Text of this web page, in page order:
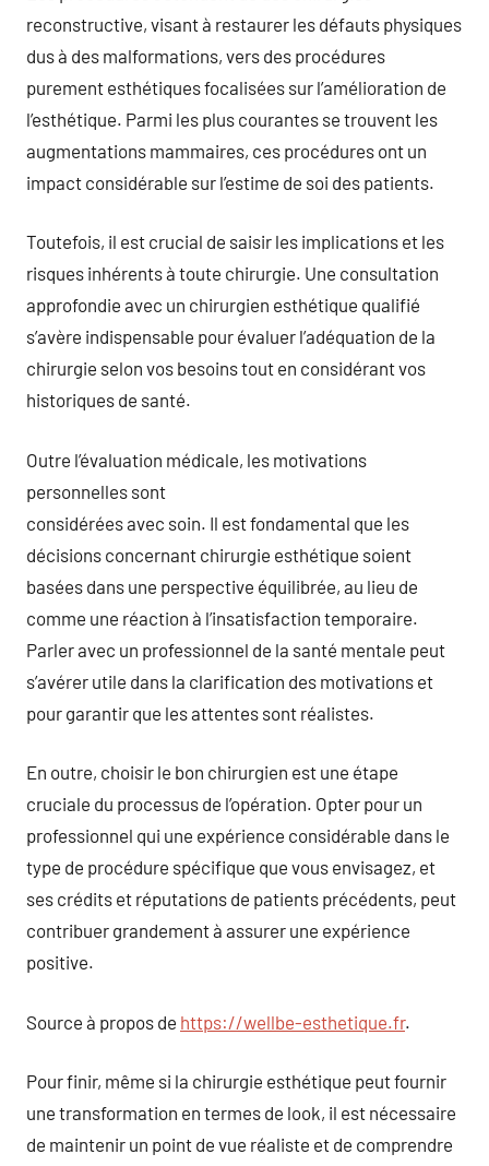
reconstructive, visant à restaurer les défauts physiques
dus à des malformations, vers des procédures
purement esthétiques focalisées sur l’amélioration de
l’esthétique. Parmi les plus courantes se trouvent les
augmentations mammaires, ces procédures ont un
impact considérable sur l’estime de soi des patients.
Toutefois, il est crucial de saisir les implications et les
risques inhérents à toute chirurgie. Une consultation
approfondie avec un chirurgien esthétique qualifié
s’avère indispensable pour évaluer l’adéquation de la
chirurgie selon vos besoins tout en considérant vos
historiques de santé.
Outre l’évaluation médicale, les motivations
personnelles sont
considérées avec soin. Il est fondamental que les
décisions concernant chirurgie esthétique soient
basées dans une perspective équilibrée, au lieu de
comme une réaction à l’insatisfaction temporaire.
Parler avec un professionnel de la santé mentale peut
s’avérer utile dans la clarification des motivations et
pour garantir que les attentes sont réalistes.
En outre, choisir le bon chirurgien est une étape
cruciale du processus de l’opération. Opter pour un
professionnel qui une expérience considérable dans le
type de procédure spécifique que vous envisagez, et
ses crédits et réputations de patients précédents, peut
contribuer grandement à assurer une expérience
positive.
Source à propos de https://wellbe-esthetique.fr.
Pour finir, même si la chirurgie esthétique peut fournir
une transformation en termes de look, il est nécessaire
de maintenir un point de vue réaliste et de comprendre